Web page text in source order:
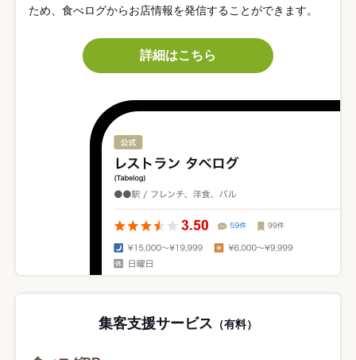
ため、食べログからお店情報を発信することができます。
詳細はこちら
集客支援サービス （有料）